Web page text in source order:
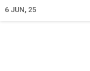
6 JUN, 25